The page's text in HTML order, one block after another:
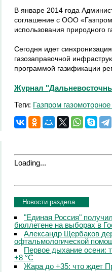
В январе 2014 года
соглашение с ООО
использования природного
Сегодня идет
газозаправочной
программой газификации
Журнал
Теги: Газпром
Loading...
Новости раздела
"Единая Россия"
бюллетене на выборах в
Александр Щербаков
офтальмологической
Первое дыхание осени:
+8 °C
Жара до +35: что ждет